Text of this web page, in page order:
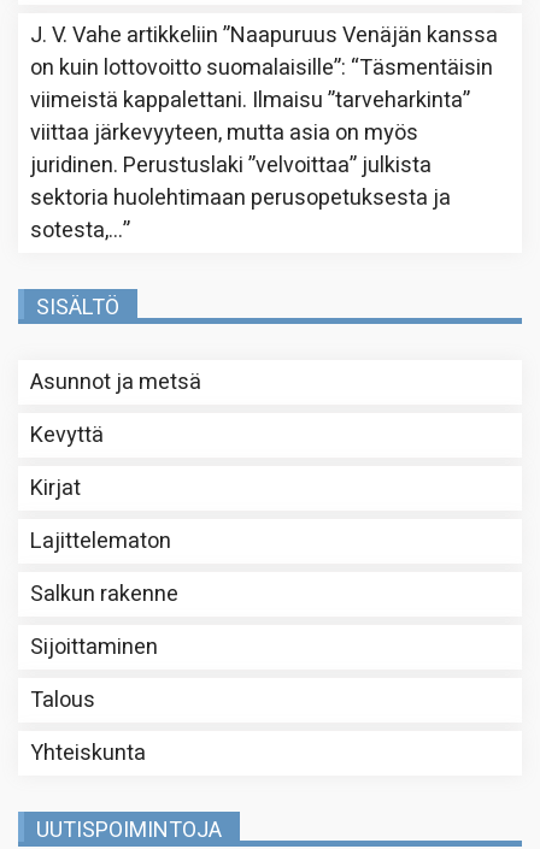
J. V. Vahe artikkeliin”Naapuruus Venäjän kanssa
on kuin lottovoitto suomalaisille”: “Täsmentäisin
viimeistä kappalettani. Ilmaisu ”tarveharkinta”
viittaa järkevyyteen, mutta asia on myös
juridinen. Perustuslaki ”velvoittaa” julkista
sektoria huolehtimaan perusopetuksesta ja
sotesta,…”
SISÄLTÖ
Asunnot ja metsä
Kevyttä
Kirjat
Lajittelematon
Salkun rakenne
Sijoittaminen
Talous
Yhteiskunta
UUTISPOIMINTOJA